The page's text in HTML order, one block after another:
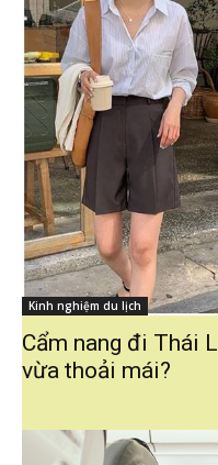
Kinh nghiệm du lịch
Cẩm nang đi Thái
vừa thoải mái?